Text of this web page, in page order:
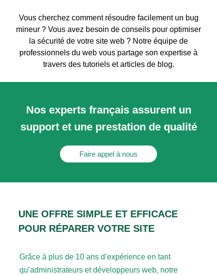
Vous cherchez comment résoudre facilement un bug
mineur ? Vous avez besoin de conseils pour optimiser
la sécurité de votre site web ? Notre équipe de
professionnels du web vous partage son expertise à
travers des tutoriels et articles de blog.
Nos experts français assurent un
support et une prestation de qualité
Faire appel à nous
UNE OFFRE SIMPLE ET EFFICACE
POUR RÉPARER VOTRE SITE
Grâce à plus de 10 ans d’expérience en tant
qu’administrateurs et développeurs web, notre